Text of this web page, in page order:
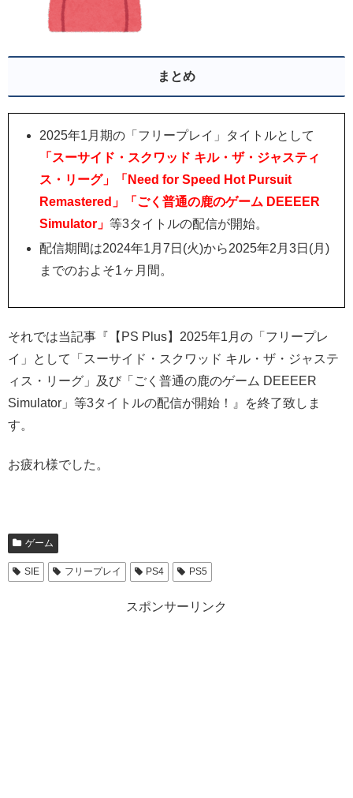
まとめ
2025年1月期の「フリープレイ」タイトルとして
「スーサイド・スクワッド キル・ザ・ジャスティ
ス・リーグ」「Need for Speed Hot Pursuit
Remastered」「ごく普通の鹿のゲーム DEEEER
Simulator」等3タイトルの配信が開始。
配信期間は2024年1月7日(火)から2025年2月3日(月)
までのおよそ1ヶ月間。
それでは当記事『【PS Plus】2025年1月の「フリープレ
イ」として「スーサイド・スクワッド キル・ザ・ジャステ
ィス・リーグ」及び「ごく普通の鹿のゲーム DEEEER
Simulator」等3タイトルの配信が開始！
』を終了致しま
す。
お疲れ様でした。
ゲーム
SIE フリープレイ PS4 PS5
スポンサーリンク